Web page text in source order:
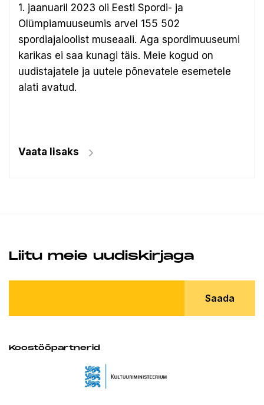
1. jaanuaril 2023 oli Eesti Spordi- ja
Olümpiamuuseumis arvel 155 502
spordiajaloolist museaali. Aga spordimuuseumi
karikas ei saa kunagi täis. Meie kogud on
uudistajatele ja uutele põnevatele esemetele
alati avatud.
Vaata lisaks
Liitu meie uudiskirjaga
Saada
Koostööpartnerid